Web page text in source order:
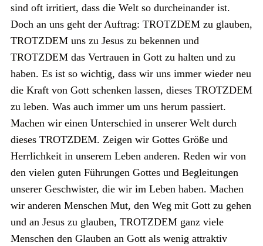
sind oft irritiert, dass die Welt so durcheinander ist.
Doch an uns geht der Auftrag: TROTZDEM zu glauben,
TROTZDEM uns zu Jesus zu bekennen und
TROTZDEM das Vertrauen in Gott zu halten und zu
haben. Es ist so wichtig, dass wir uns immer wieder neu
die Kraft von Gott schenken lassen, dieses TROTZDEM
zu leben. Was auch immer um uns herum passiert.
Machen wir einen Unterschied in unserer Welt durch
dieses TROTZDEM. Zeigen wir Gottes Größe und
Herrlichkeit in unserem Leben anderen. Reden wir von
den vielen guten Führungen Gottes und Begleitungen
unserer Geschwister, die wir im Leben haben. Machen
wir anderen Menschen Mut, den Weg mit Gott zu gehen
und an Jesus zu glauben, TROTZDEM ganz viele
Menschen den Glauben an Gott als wenig attraktiv